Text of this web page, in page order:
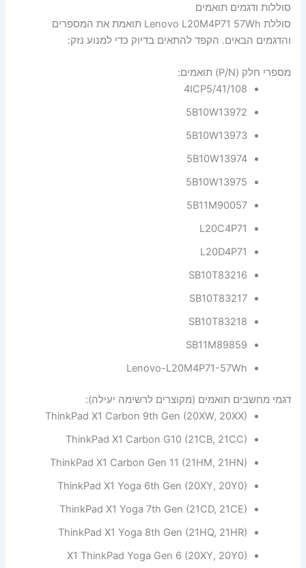
סוללות ודגמים תואמים
סוללת Lenovo L20M4P71 57Wh תואמת את המספרים
והדגמים הבאים. הקפד להתאים בדיוק כדי למנוע נזק:
מספרי חלק (P/N) תואמים:
4ICP5/41/108
5B10W13972
5B10W13973
5B10W13974
5B10W13975
5B11M90057
L20C4P71
L20D4P71
SB10T83216
SB10T83217
SB10T83218
SB11M89859
Lenovo-L20M4P71-57Wh
דגמי מחשבים תואמים (מקוצרים לרשימה יעילה):
ThinkPad X1 Carbon 9th Gen (20XW, 20XX)
ThinkPad X1 Carbon G10 (21CB, 21CC)
ThinkPad X1 Carbon Gen 11 (21HM, 21HN)
ThinkPad X1 Yoga 6th Gen (20XY, 20Y0)
ThinkPad X1 Yoga 7th Gen (21CD, 21CE)
ThinkPad X1 Yoga 8th Gen (21HQ, 21HR)
X1 ThinkPad Yoga Gen 6 (20XY, 20Y0)